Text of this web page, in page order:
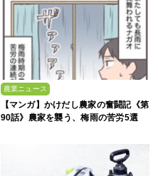
農業ニュース
【マンガ】かけだし農家の奮闘記《第
90話》農家を襲う、梅雨の苦労5選